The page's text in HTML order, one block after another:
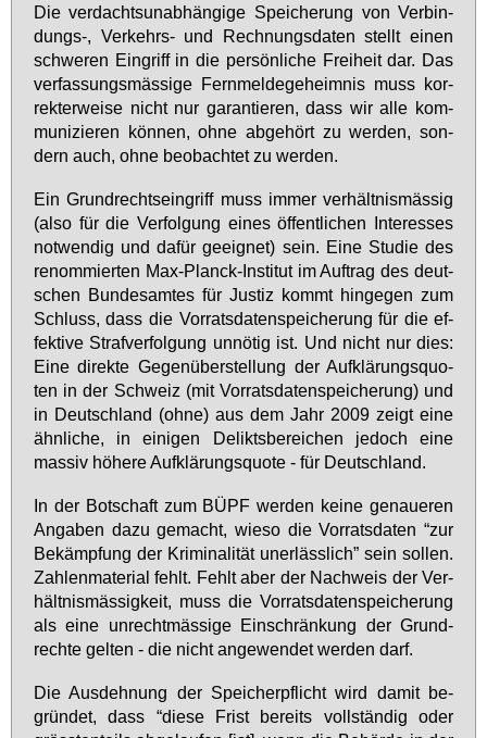
Die ver­dachts­un­ab­hän­gi­ge Spei­che­rung von Ver­bin­
dungs-, Ver­kehrs- und Rech­nungs­da­ten stellt ei­nen
schwe­ren Ein­griff in die per­sön­li­che Frei­heit dar. Das
ver­fas­sungs­mäs­si­ge Fern­mel­de­ge­heim­nis muss kor­
rek­ter­wei­se nicht nur ga­ran­tie­ren, dass wir al­le kom­
mu­ni­zie­ren kön­nen, oh­ne ab­ge­hört zu wer­den, son­
dern auch, oh­ne be­ob­ach­tet zu wer­den.
Ein Grund­rechts­ein­griff muss im­mer ver­hält­nis­mäs­sig
(al­so für die Ver­fol­gung ei­nes öf­fent­li­chen In­ter­es­ses
not­wen­dig und da­für ge­eig­net) sein. Ei­ne Stu­die des
re­nom­mier­ten Max-Planck-In­sti­tut im Auf­trag des deut­
schen Bun­des­am­tes für Jus­tiz kommt hin­ge­gen zum
Schluss, dass die Vor­rats­da­ten­spei­che­rung für die ef­
fek­ti­ve Straf­ver­fol­gung un­nö­tig ist. Und nicht nur dies:
Ei­ne di­rek­te Ge­gen­über­stel­lung der Auf­klä­rungs­quo­
ten in der Schweiz (mit Vor­rats­da­ten­spei­che­rung) und
in Deutsch­land (oh­ne) aus dem Jahr 2009 zeigt ei­ne
ähn­li­che, in ei­ni­gen De­liktsbe­rei­chen je­doch ei­ne
mas­siv hö­he­re Auf­klä­rungs­quo­te - für Deutsch­land.
In der Bot­schaft zum BÜPF wer­den kei­ne ge­naue­ren
An­ga­ben da­zu ge­macht, wie­so die Vor­rats­da­ten “zur
Be­kämp­fung der Kri­mi­na­li­tät un­er­läss­lich” sein sol­len.
Zah­len­ma­te­ri­al fehlt. Fehlt aber der Nach­weis der Ver­
hält­nis­mäs­sig­keit, muss die Vor­rats­da­ten­spei­che­rung
als ei­ne un­recht­mäs­si­ge Ein­schrän­kung der Grund­
rech­te gel­ten - die nicht an­ge­wen­det wer­den darf.
Die Aus­deh­nung der Spei­cher­pflicht wird da­mit be­
grün­det, dass “die­se Frist be­reits voll­stän­dig oder